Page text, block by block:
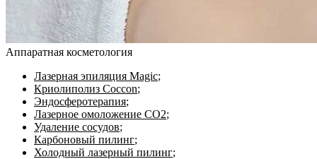
Аппаратная косметология
Лазерная эпиляция Magic;
Криолиполиз Coccon;
Эндосферотерапия;
Лазерное омоложение CO2;
Удаление сосудов;
Карбоновый пилинг;
Холодный лазерный пилинг;